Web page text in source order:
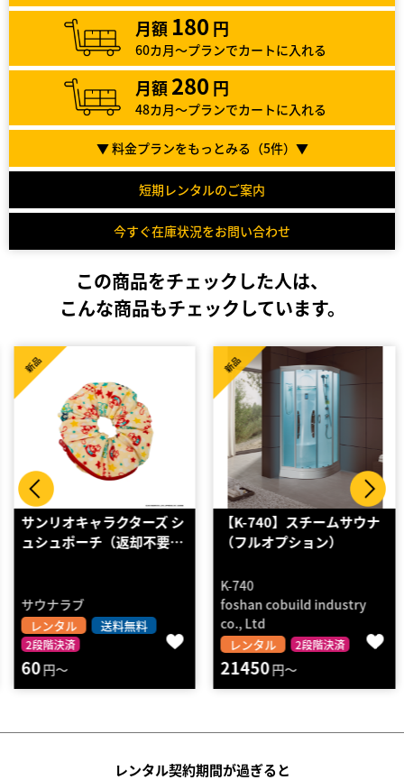
月額 180 円
60カ月～プランでカートに入れる
月額 280 円
48カ月～プランでカートに入れる
▼ 料金プランをもっとみる（5件）▼
短期レンタルのご案内
今すぐ在庫状況をお問い合わせ
この商品をチェックした人は、
こんな商品もチェックしています。
サンリオキャラクターズ シ
ュシュポーチ（返却不要…
サウナラブ
レンタル 送料無料
2段階決済
新品
60円～
【K-740】スチームサウナ
（フルオプション）
K-740
foshan cobuild industry
co., Ltd
レンタル 2段階決済
新品
21450円～
レンタル契約期間が過ぎると